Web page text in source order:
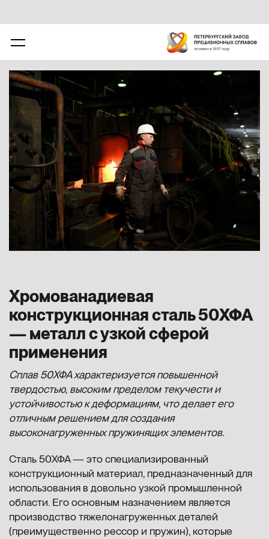
Хромованадиевая
конструкционная сталь 50ХФА
— металл с узкой сферой
применения
Сплав 50ХФА характеризуется повышенной
твердостью, высоким пределом текучести и
устойчивостью к деформациям, что делает его
отличным решением для создания
высоконагруженных пружинящих элементов.
Сталь 50ХФА — это специализированный
конструкционный материал, предназначенный для
использования в довольно узкой промышленной
области. Его основным назначением является
производство тяжелонагруженных деталей
(преимущественно рессор и пружин), которые